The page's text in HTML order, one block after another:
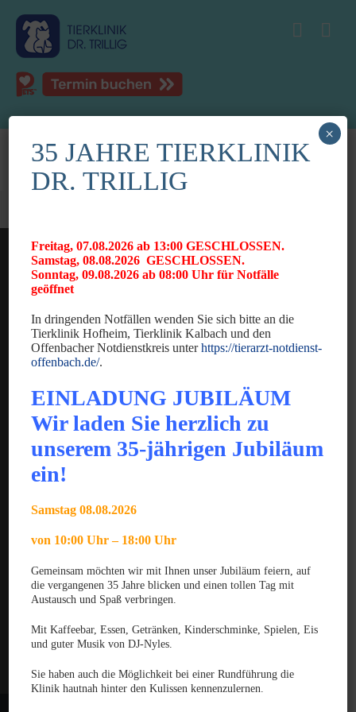
News
Gratulation zum GPCert Emergency Medicine &
Gratulation zum Fachtierarzt für Chirurgie der
Kleintiere
MÄRZ 2025
Care
Kontakt
Datenschutzerklärung
Haftungsausschluss
Impressum
35 JAHRE TIERKLINIK
DR. TRILLIG
Freitag, 07.08.2026 ab 13:00 GESCHLOSSEN.
Samstag, 08.08.2026 GESCHLOSSEN.
Sonntag, 09.08.2026 ab 08:00 Uhr für Notfälle
geöffnet
In dringenden Notfällen wenden Sie sich bitte an die
Tierklinik Hofheim, Tierklinik Kalbach und den
Offenbacher Notdienstkreis unterhttps://tierarzt-notdienst-
offenbach.de/.
EINLADUNG JUBILÄUM
Wir laden Sie herzlich zu
unserem 35-jährigen Jubiläum
ein!
Samstag 08.08.2026
von 10:00 Uhr – 18:00 Uhr
Gemeinsam möchten wir mit Ihnen unser Jubiläum feiern, auf
die vergangenen 35 Jahre blicken und einen tollen Tag mit
Austausch und Spaß verbringen.
Mit Kaffeebar, Essen, Getränken, Kinderschminke, Spielen, Eis
und guter Musik von DJ-Nyles.
Sie haben auch die Möglichkeit bei einer Rundführung die
Klinik hautnah hinter den Kulissen kennenzulernen.
×